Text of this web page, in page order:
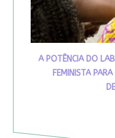
A POTÊNCIA DO
FEMINISTA